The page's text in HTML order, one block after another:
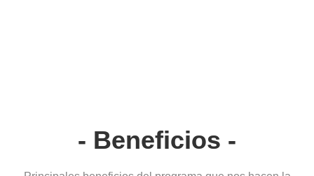
- Beneficios -